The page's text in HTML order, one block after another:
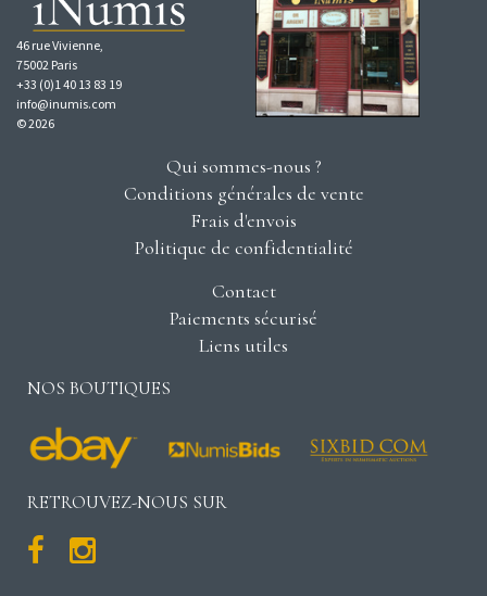
46 rue Vivienne,
75002 Paris
+33 (0)1 40 13 83 19
info@inumis.com
© 2026
Qui sommes-nous ?
Conditions générales de vente
Frais d'envois
Politique de confidentialité
Contact
Paiements sécurisé
Liens utiles
NOS BOUTIQUES
RETROUVEZ-NOUS SUR